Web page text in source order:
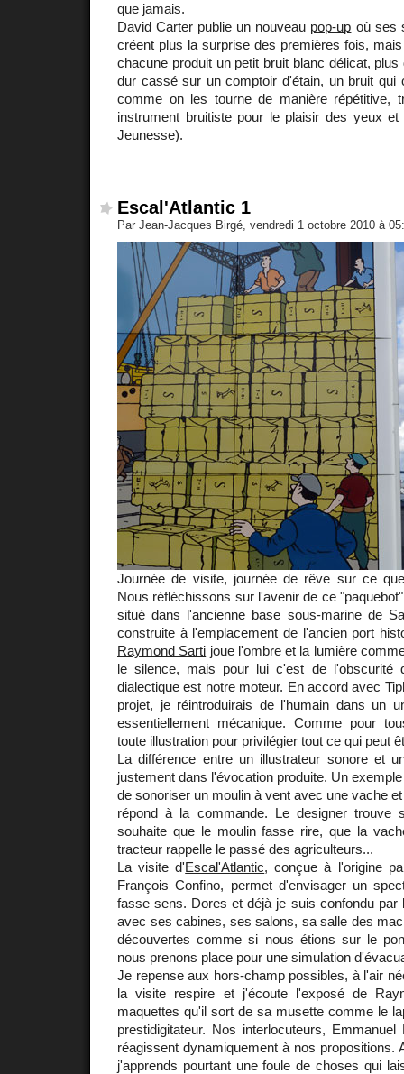
que jamais.
David Carter publie un nouveau pop-up où ses
créent plus la surprise des premières fois,
chacune produit un petit bruit blanc délicat,
dur cassé sur un comptoir d'étain, un bruit qui
comme on les tourne de manière répétitive,
instrument bruitiste pour le plaisir des yeux
Jeunesse).
Escal'Atlantic 1
Par Jean-Jacques Birgé, vendredi 1 octobre 2010 à
Journée de visite, journée de rêve sur ce
Nous réfléchissons sur l'avenir de ce
situé dans l'ancienne base sous-marine de
construite à l'emplacement de l'ancien port
Raymond Sarti joue l'ombre et la lumière
le silence, mais pour lui c'est de l'obscurité
dialectique est notre moteur. En accord avec
projet, je réintroduirais de l'humain dans un
essentiellement mécanique. Comme pour
toute illustration pour privilégier tout ce qui peut
La différence entre un illustrateur sonore et
justement dans l'évocation produite. Un
de sonoriser un moulin à vent avec une vache
répond à la commande. Le designer trouve
souhaite que le moulin fasse rire, que la
tracteur rappelle le passé des agriculteurs...
La visite d'Escal'Atlantic, conçue à l'origine
François Confino, permet d'envisager un
fasse sens. Dores et déjà je suis confondu par
avec ses cabines, ses salons, sa salle des
découvertes comme si nous étions sur le
nous prenons place pour une simulation
Je repense aux hors-champ possibles, à l'air
la visite respire et j'écoute l'exposé de
maquettes qu'il sort de sa musette comme le
prestidigitateur. Nos interlocuteurs,
réagissent dynamiquement à nos propositions.
j'apprends pourtant une foule de choses qui